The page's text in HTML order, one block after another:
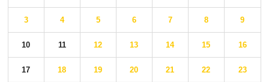
3 4 5 6 7 8 9
10 11 12 13 14 15 16
17 18 19 20 21 22 23